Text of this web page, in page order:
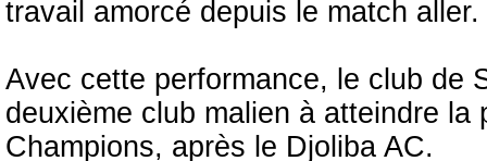
travail amorcé depuis le match aller.
Avec cette performance, le club de
deuxième club malien à atteindre
Champions, après le Djoliba AC.